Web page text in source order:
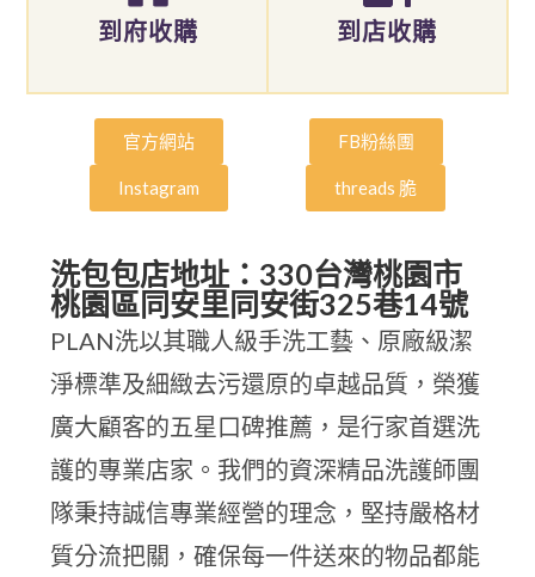
到府收購 到店收購
官方網站 FB粉絲團
Instagram threads 脆
洗包包店地址：330台灣桃園市
桃園區同安里同安街325巷14號
PLAN洗以其職人級手洗工藝、原廠級潔
淨標準及細緻去污還原的卓越品質，榮獲
廣大顧客的五星口碑推薦，是行家首選洗
護的專業店家。我們的資深精品洗護師團
隊秉持誠信專業經營的理念，堅持嚴格材
質分流把關，確保每一件送來的物品都能